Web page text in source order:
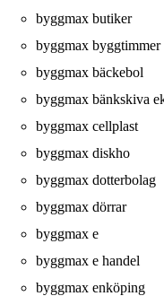
byggmax butiker
byggmax byggtimmer
byggmax bäckebol
byggmax bänkskiva
byggmax cellplast
byggmax diskho
byggmax dotterbolag
byggmax dörrar
byggmax e
byggmax e handel
byggmax enköping